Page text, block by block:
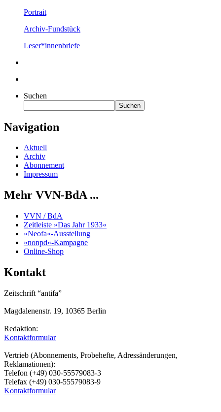
Portrait
Archiv-Fundstück
Leser*innenbriefe
Suchen
Suchen
Navigation
Aktuell
Archiv
Abonnement
Impressum
Mehr VVN-BdA ...
VVN / BdA
Zeitleiste »Das Jahr 1933«
»Neofa«-Ausstellung
»nonpd«-Kampagne
Online-Shop
Kontakt
Zeitschrift “antifa”
Magdalenenstr. 19, 10365 Berlin
Redaktion:
Kontaktformular
Vertrieb (Abonnements, Probehefte, Adressänderungen,
Reklamationen):
Telefon (+49) 030-55579083-3
Telefax (+49) 030-55579083-9
Kontaktformular